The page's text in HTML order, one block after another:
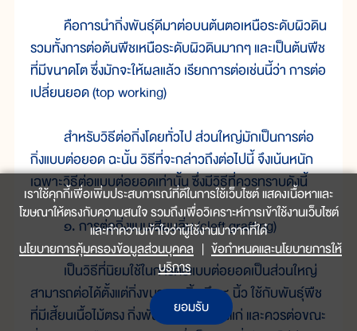
คือการนำกิ่งพันธุ์ดีมาต่อบนต้นตอเหนือระดับผิวดิน
รวมทั้งการต่อต้นพืชเหนือระดับผิวดินมากๆ และเป็นต้นพืช
ที่มีขนาดโต ซึ่งมักจะให้ผลแล้ว เรียกการต่อเช่นนี้ว่า การต่อ
เปลี่ยนยอด (top working)
สำหรับวิธีต่อกิ่งโดยทั่วไป ส่วนใหญ่มักเป็นการต่อ
กิ่งแบบต่อยอด ฉะนั้น วิธีที่จะกล่าวถึงต่อไปนี้ จึงเน้นหนัก
เฉพาะวิธีต่อแบบต่อยอดเท่านั้น ซึ่งมีวิธีที่ควรทราบดังนี้
๑. การต่อกิ่งแบบเสียบลิ่ม (cleft grafting)
เป็นวิธีที่นิยมใช้ในการต่อแบบต่อยอดเป็นส่วนใหญ่
สามารถต่อได้ตั้งแต่กิ่งขนาด ๑ นิ้ว ถึง ๔ นิ้ว ใช้กับพันธุ์พืช
ที่มีเสี้ยนเนื้อไม้ตรง กิ่งพันธุ์ดีควรเป็นกิ่งแก่ และควรต่อขณะ
เราใช้คุกกี้เพื่อเพิ่มประสบการณ์ที่ดีในการใช้เว็บไซต์ แสดงเนื้อหาและ
โฆษณาให้ตรงกับความสนใจ รวมถึงเพื่อวิเคราะห์การเข้าใช้งานเว็บไซต์
และทำความเข้าใจว่าผู้ใช้งานมาจากที่ใด๋
นโยบายการคุ้มครองข้อมูลส่วนบุคคล | ข้อกำหนดและนโยบายการให้
บริการ
ยอมรับ